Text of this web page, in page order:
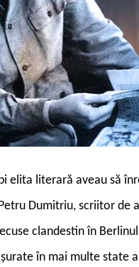
elita literară aveau să
Dumitriu, scriitor de
clandestin în
în mai multe state